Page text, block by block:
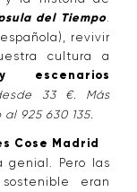
del Tiempo.
revivir
cultura a
33 €. Más
925 630 135.
Cose Madrid
genial. Pero las
eran